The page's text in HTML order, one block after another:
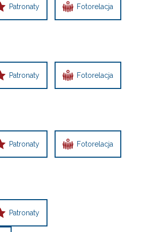
Patronaty Fotorelacja
Patronaty Fotorelacja
Patronaty Fotorelacja
Patronaty